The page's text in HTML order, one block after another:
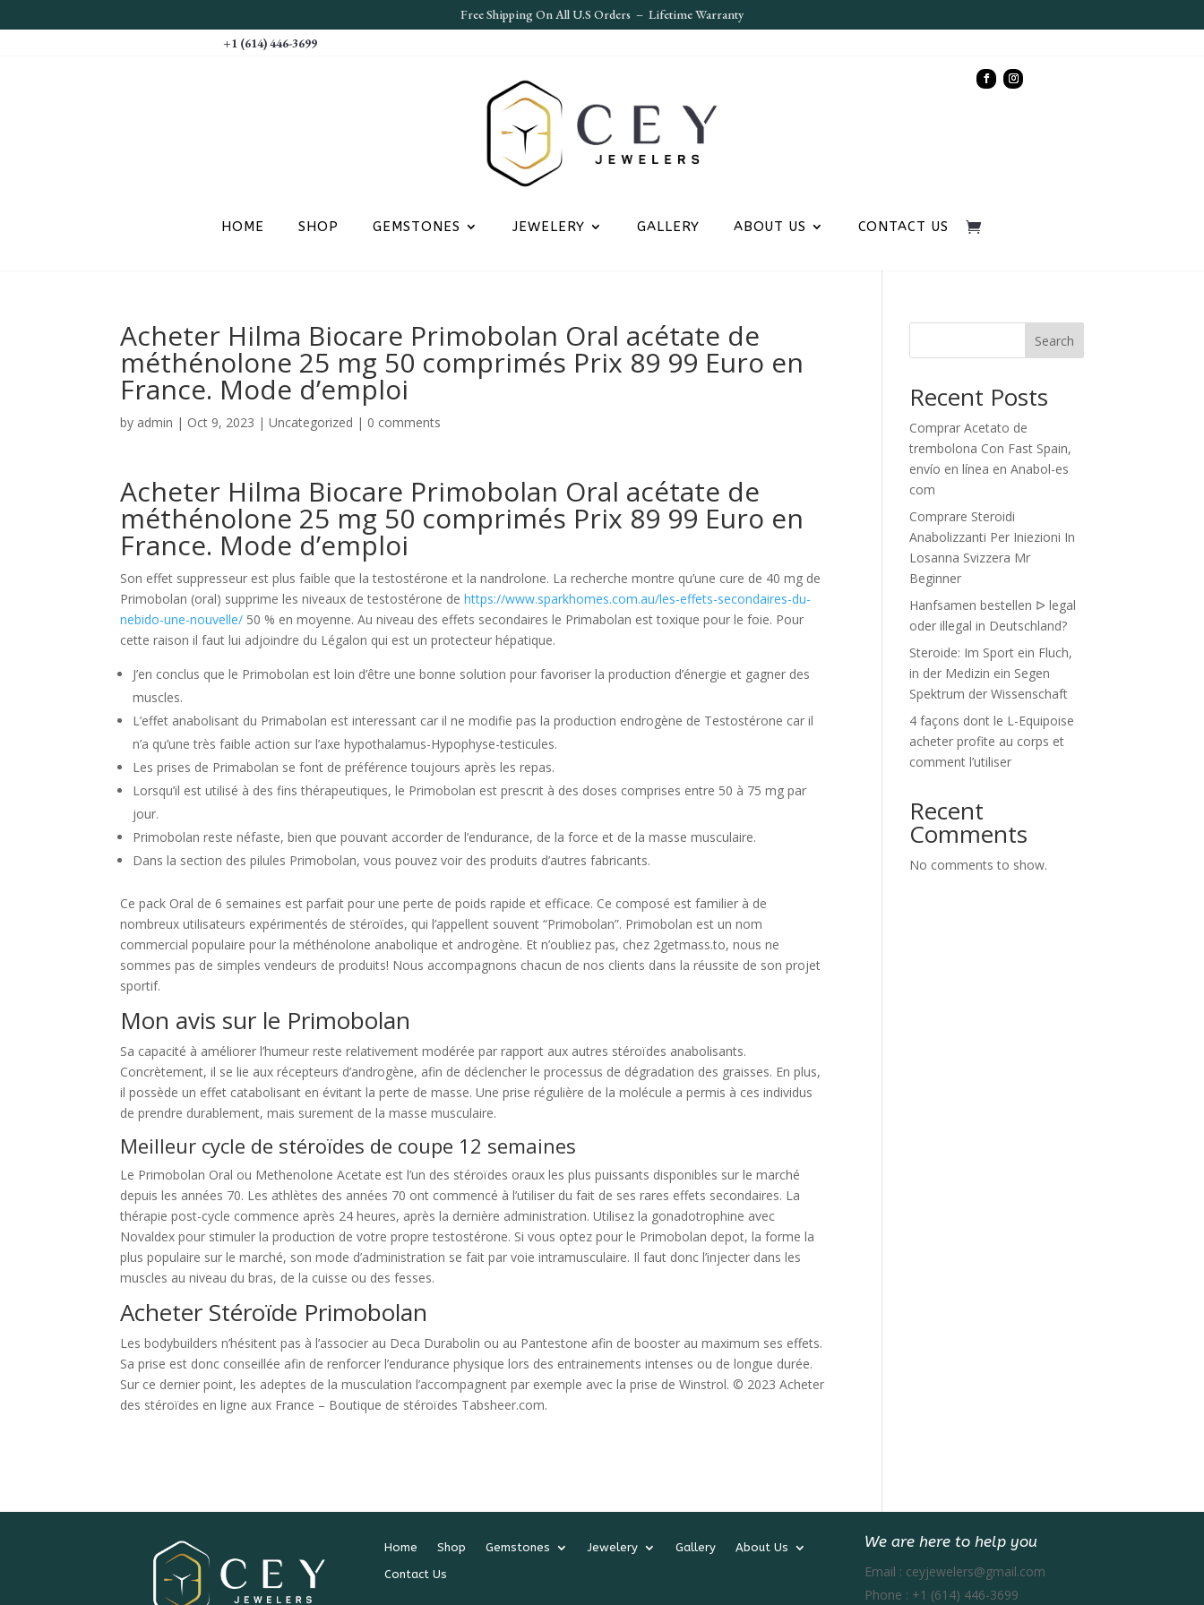
Free Shipping On All U.S Orders – Lifetime Warranty
+1 (614) 446-3699
HOME SHOP GEMSTONES JEWELERY GALLERY ABOUT US CONTACT US
Acheter Hilma Biocare Primobolan Oral acétate de
méthénolone 25 mg 50 comprimés Prix 89 99 Euro en
France. Mode d’emploi
by admin | Oct 9, 2023 |Uncategorized | 0 comments
Acheter Hilma Biocare Primobolan Oral acétate de
méthénolone 25 mg 50 comprimés Prix 89 99 Euro en
France. Mode d’emploi
Son effet suppresseur est plus faible que la testostérone et la nandrolone. La recherche montre qu’une cure de 40 mg de
Primobolan (oral) supprime les niveaux de testostérone dehttps://www.sparkhomes.com.au/les-effets-secondaires-du-
nebido-une-nouvelle/ 50 % en moyenne. Au niveau des effets secondaires le Primabolan est toxique pour le foie. Pour
cette raison il faut lui adjoindre du Légalon qui est un protecteur hépatique.
J’en conclus que le Primobolan est loin d’être une bonne solution pour favoriser la production d’énergie et gagner des
muscles.
L’effet anabolisant du Primabolan est interessant car il ne modifie pas la production endrogène de Testostérone car il
n’a qu’une très faible action sur l’axe hypothalamus-Hypophyse-testicules.
Les prises de Primabolan se font de préférence toujours après les repas.
Lorsqu’il est utilisé à des fins thérapeutiques, le Primobolan est prescrit à des doses comprises entre 50 à 75 mg par
jour.
Primobolan reste néfaste, bien que pouvant accorder de l’endurance, de la force et de la masse musculaire.
Dans la section des pilules Primobolan, vous pouvez voir des produits d’autres fabricants.
Ce pack Oral de 6 semaines est parfait pour une perte de poids rapide et efficace. Ce composé est familier à de
nombreux utilisateurs expérimentés de stéroïdes, qui l’appellent souvent “Primobolan”. Primobolan est un nom
commercial populaire pour la méthénolone anabolique et androgène. Et n’oubliez pas, chez 2getmass.to, nous ne
sommes pas de simples vendeurs de produits! Nous accompagnons chacun de nos clients dans la réussite de son projet
sportif.
Mon avis sur le Primobolan
Sa capacité à améliorer l’humeur reste relativement modérée par rapport aux autres stéroïdes anabolisants.
Concrètement, il se lie aux récepteurs d’androgène, afin de déclencher le processus de dégradation des graisses. En plus,
il possède un effet catabolisant en évitant la perte de masse. Une prise régulière de la molécule a permis à ces individus
de prendre durablement, mais surement de la masse musculaire.
Meilleur cycle de stéroïdes de coupe 12 semaines
Le Primobolan Oral ou Methenolone Acetate est l’un des stéroïdes oraux les plus puissants disponibles sur le marché
depuis les années 70. Les athlètes des années 70 ont commencé à l’utiliser du fait de ses rares effets secondaires. La
thérapie post-cycle commence après 24 heures, après la dernière administration. Utilisez la gonadotrophine avec
Novaldex pour stimuler la production de votre propre testostérone. Si vous optez pour le Primobolan depot, la forme la
plus populaire sur le marché, son mode d’administration se fait par voie intramusculaire. Il faut donc l’injecter dans les
muscles au niveau du bras, de la cuisse ou des fesses.
Acheter Stéroïde Primobolan
Les bodybuilders n’hésitent pas à l’associer au Deca Durabolin ou au Pantestone afin de booster au maximum ses effets.
Sa prise est donc conseillée afin de renforcer l’endurance physique lors des entrainements intenses ou de longue durée.
Sur ce dernier point, les adeptes de la musculation l’accompagnent par exemple avec la prise de Winstrol. © 2023 Acheter
des stéroïdes en ligne aux France – Boutique de stéroïdes Tabsheer.com.
Search
Recent Posts
Comprar Acetato de
trembolona Con Fast Spain,
envío en línea en Anabol-es
com
Comprare Steroidi
Anabolizzanti Per Iniezioni In
Losanna Svizzera Mr
Beginner
Hanfsamen bestellen ᐅ legal
oder illegal in Deutschland?
Steroide: Im Sport ein Fluch,
in der Medizin ein Segen
Spektrum der Wissenschaft
4 façons dont le L-Equipoise
acheter profite au corps et
comment l’utiliser
Recent
Comments
No comments to show.
Home Shop Gemstones Jewelery Gallery
About Us
Contact Us
We are here to help you
Email : ceyjewelers@gmail.com
Phone : +1 (614) 446-3699